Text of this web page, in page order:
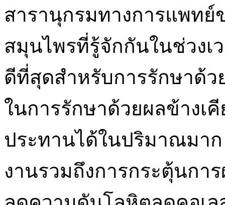
สารานุกรมทางการแพทย์
สมุนไพรที่รู้จักกันในช่วงเ
ดีที่สุดสำหรับการรักษาด้ว
ในการรักษาด้วยผลข้างเ
ประทานได้ในปริมาณมา
งานรวมถึงการกระตุ้นกา